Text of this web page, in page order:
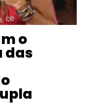
o
das